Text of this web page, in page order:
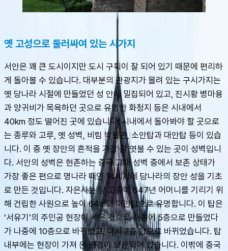
옛 고성으로 둘러싸여 있는 시가지
서안은 꽤 큰 도시이지만 도시 구획이 잘 되어 있기 때문에 편리하
게 돌아볼 수 있습니다. 대부분의 관광지가 몰려 있는 구시가지는
옛 당나라 시절에 만들었던 성 안에 밀집되어 있고, 진시황 병마용
과 양귀비가 목욕하던 곳으로 유명한 화청지 등은 시내에서
40km 정도 떨어진 곳에 있습니다. 시내에서 돌아봐야 할 곳으로
는 종루와 고루, 옛 성벽, 비림 박물관, 소안탑과 대안탑 등이 있습
니다. 이 중 옛 장안의 흔적을 가장 잘 엿볼 수 있는 곳이 성벽입니
다. 서안의 성벽은 현존하는 중국 고대 성벽 중에서 보존 상태가
가장 좋은 편으로 명나라 때인 14세기에 당나라의 장안 성을 기초
로 만든 것입니다. 자은사는 당 고종이 647년 어머니를 기리기 위
해 건립한 사원으로 높이 64m의 대안탑으로 유명합니다. 이 탑은
‘서유기’의 주인공 현장이 세운 것으로 처음에 5층으로 만들었다
가 나중에 10층으로 바뀌었고, 다시 7층 탑으로 바뀌었습니다. 탑
내부에는 현장이 가져 온 불경이 보관되어 있습니다. 이밖에 중국